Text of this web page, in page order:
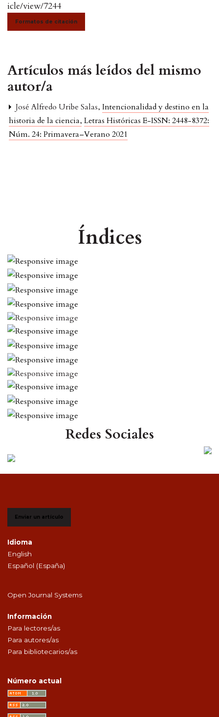
icle/view/7244
Formatos de citación
Artículos más leídos del mismo
autor/a
José Alfredo Uribe Salas, Intencionalidad y destino en la
historia de la ciencia, Letras Históricas E-ISSN: 2448-8372:
Núm. 24: Primavera–Verano 2021
Índices
Redes Sociales
Enviar un artículo
Idioma
English
Español (España)
Open Journal Systems
Información
Para lectores/as
Para autores/as
Para bibliotecarios/as
Número actual